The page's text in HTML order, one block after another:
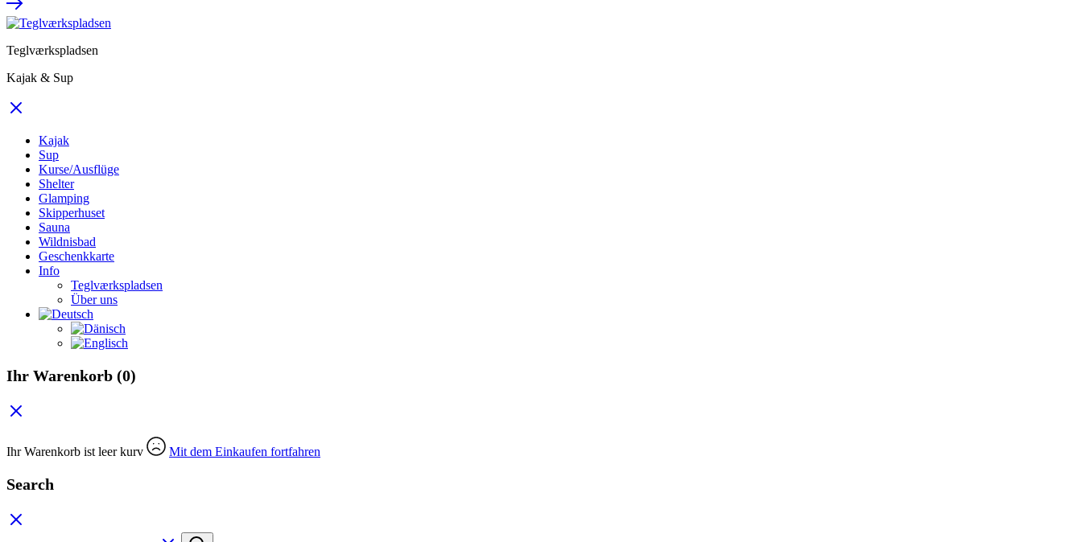
Teglværkspladsen
Kajak & Sup
Kajak
Sup
Kurse/Ausflüge
Shelter
Glamping
Skipperhuset
Sauna
Wildnisbad
Geschenkkarte
Info
Teglværkspladsen
Über uns
Ihr Warenkorb (0)
Ihr Warenkorb ist leer kurv Mit dem Einkaufen fortfahren
Search